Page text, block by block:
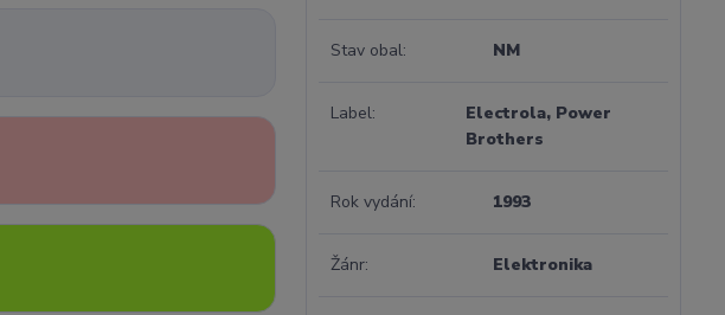
Stav obal NM
Label
Electrola, Power
Brothers
Rok vydání 1993
Žánr Elektronika